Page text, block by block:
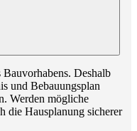
Deshalb
und Bebauungsplan
Werden mögliche
die Hausplanung sicherer